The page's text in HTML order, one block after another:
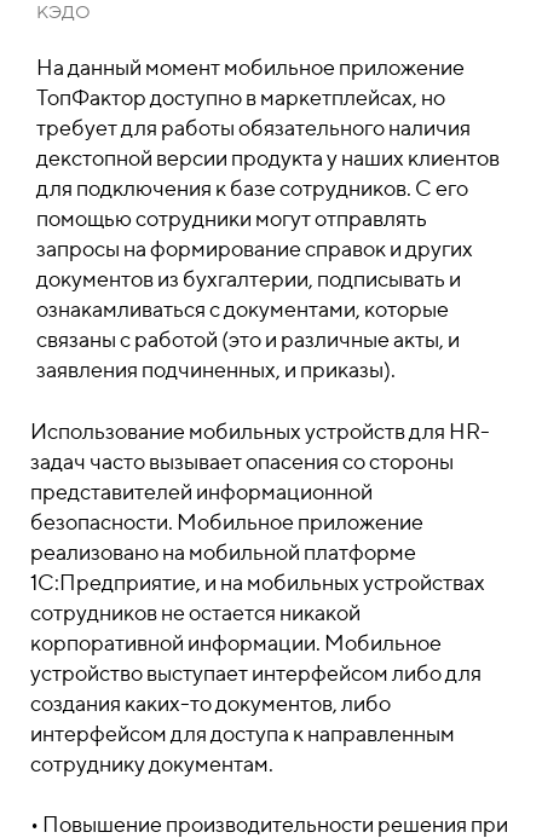
КЭДО
На данный момент мобильное приложение
ТопФактор доступно в маркетплейсах, но
требует для работы обязательного наличия
декстопной версии продукта у наших клиентов
для подключения к базе сотрудников. С его
помощью сотрудники могут отправлять
запросы на формирование справок и других
документов из бухгалтерии, подписывать и
ознакамливаться с документами, которые
связаны с работой (это и различные акты, и
заявления подчиненных, и приказы).
Использование мобильных устройств для HR-
задач часто вызывает опасения со стороны
представителей информационной
безопасности. Мобильное приложение
реализовано на мобильной платформе
1С:Предприятие, и на мобильных устройствах
сотрудников не остается никакой
корпоративной информации. Мобильное
устройство выступает интерфейсом либо для
создания каких-то документов, либо
интерфейсом для доступа к направленным
сотруднику документам.
• Повышение производительности решения при